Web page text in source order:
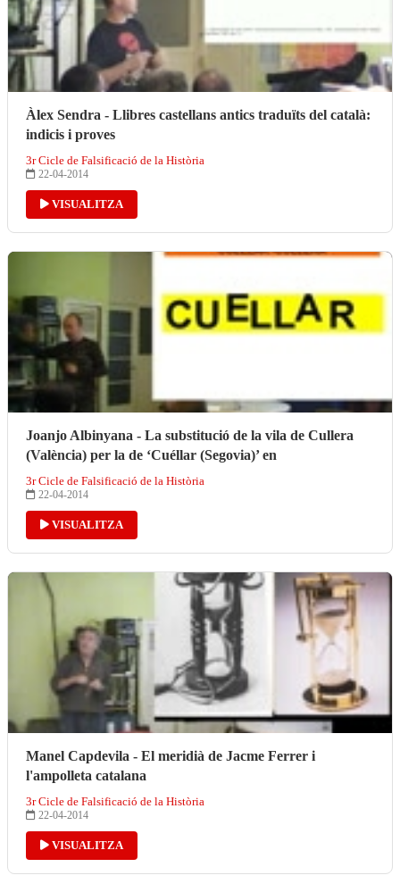
Àlex Sendra - Llibres castellans antics traduïts del català:
indicis i proves
3r Cicle de Falsificació de la Història
22-04-2014
VISUALITZA
Joanjo Albinyana - La substitució de la vila de Cullera
(València) per la de ‘Cuéllar (Segovia)’ en
3r Cicle de Falsificació de la Història
22-04-2014
VISUALITZA
Manel Capdevila - El meridià de Jacme Ferrer i
l'ampolleta catalana
3r Cicle de Falsificació de la Història
22-04-2014
VISUALITZA